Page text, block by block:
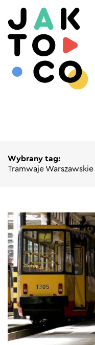
Wybrany tag:
Tramwaje Warszawskie